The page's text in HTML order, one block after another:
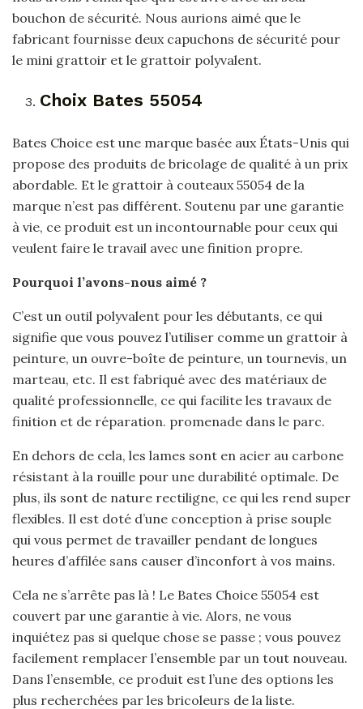
bouchon de sécurité. Nous aurions aimé que le
fabricant fournisse deux capuchons de sécurité pour
le mini grattoir et le grattoir polyvalent.
Choix Bates 55054
Bates Choice est une marque basée aux États-Unis qui
propose des produits de bricolage de qualité à un prix
abordable. Et le grattoir à couteaux 55054 de la
marque n’est pas différent. Soutenu par une garantie
à vie, ce produit est un incontournable pour ceux qui
veulent faire le travail avec une finition propre.
Pourquoi l’avons-nous aimé ?
C’est un outil polyvalent pour les débutants, ce qui
signifie que vous pouvez l’utiliser comme un grattoir à
peinture, un ouvre-boîte de peinture, un tournevis, un
marteau, etc. Il est fabriqué avec des matériaux de
qualité professionnelle, ce qui facilite les travaux de
finition et de réparation. promenade dans le parc.
En dehors de cela, les lames sont en acier au carbone
résistant à la rouille pour une durabilité optimale. De
plus, ils sont de nature rectiligne, ce qui les rend super
flexibles. Il est doté d’une conception à prise souple
qui vous permet de travailler pendant de longues
heures d’affilée sans causer d’inconfort à vos mains.
Cela ne s’arrête pas là ! Le Bates Choice 55054 est
couvert par une garantie à vie. Alors, ne vous
inquiétez pas si quelque chose se passe ; vous pouvez
facilement remplacer l’ensemble par un tout nouveau.
Dans l’ensemble, ce produit est l’une des options les
plus recherchées par les bricoleurs de la liste.